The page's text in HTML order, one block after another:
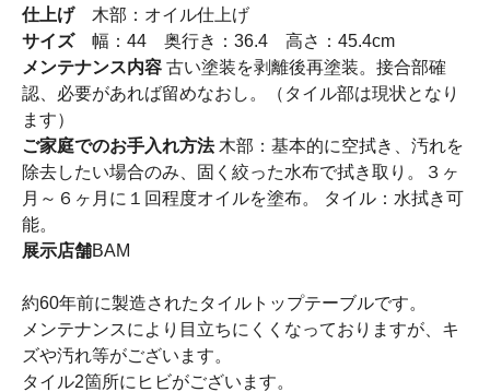
仕上げ木部：オイル仕上げ
サイズ幅：44 奥行き：36.4 高さ：45.4cm
メンテナンス内容 古い塗装を剥離後再塗装。接合部確
認、必要があれば留めなおし。（タイル部は現状となり
ます）
ご家庭でのお手入れ方法木部：基本的に空拭き、汚れを
除去したい場合のみ、固く絞った水布で拭き取り。３ヶ
月～６ヶ月に１回程度オイルを塗布。 タイル：水拭き可
能。
展示店舗BAM
約60年前に製造されたタイルトップテーブルです。
メンテナンスにより目立ちにくくなっておりますが、キ
ズや汚れ等がございます。
タイル2箇所にヒビがございます。